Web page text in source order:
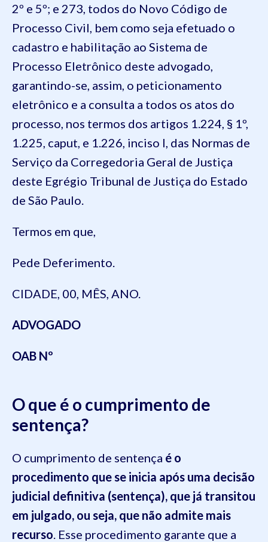
2º e 5º; e 273, todos do Novo Código de
Processo Civil, bem como seja efetuado o
cadastro e habilitação ao Sistema de
Processo Eletrônico deste advogado,
garantindo-se, assim, o peticionamento
eletrônico e a consulta a todos os atos do
processo, nos termos dos artigos 1.224, § 1º,
1.225, caput, e 1.226, inciso I, das Normas de
Serviço da Corregedoria Geral de Justiça
deste Egrégio Tribunal de Justiça do Estado
de São Paulo.
Termos em que,
Pede Deferimento.
CIDADE, 00, MÊS, ANO.
ADVOGADO
OAB Nº
O que é o cumprimento de
sentença?
O cumprimento de sentença é o
procedimento que se inicia após uma decisão
judicial definitiva (sentença), que já transitou
em julgado, ou seja, que não admite mais
recurso . Esse procedimento garante que a